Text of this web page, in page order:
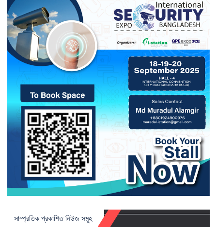
সাম্প্রতিক প্রকাশিত নিউজ সমূহ